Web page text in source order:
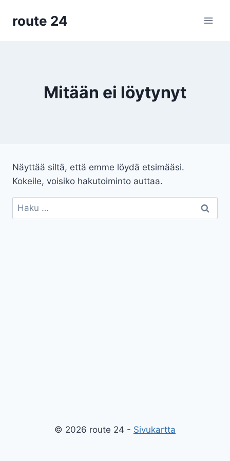
sisältöön
route 24
Mitään ei löytynyt
Näyttää siltä, että emme löydä etsimääsi.
Kokeile, voisiko hakutoiminto auttaa.
Haku:
© 2026 route 24 - Sivukartta